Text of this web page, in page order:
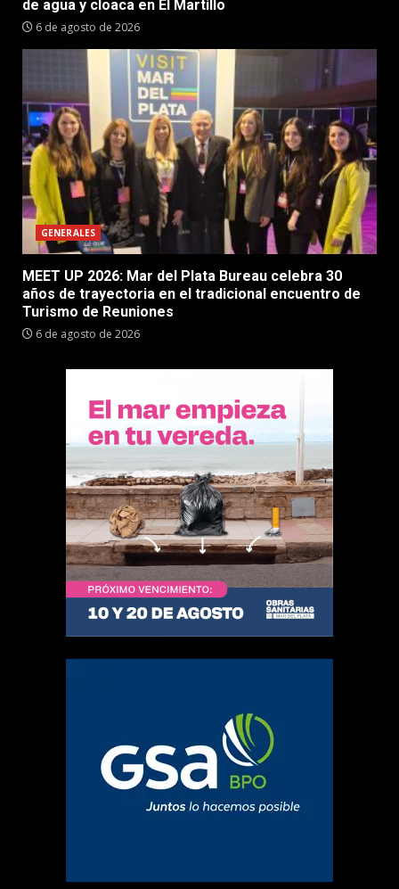
de agua y cloaca en El Martillo
6 de agosto de 2026
GENERALES
MEET UP 2026: Mar del Plata Bureau celebra 30
años de trayectoria en el tradicional encuentro de
Turismo de Reuniones
6 de agosto de 2026